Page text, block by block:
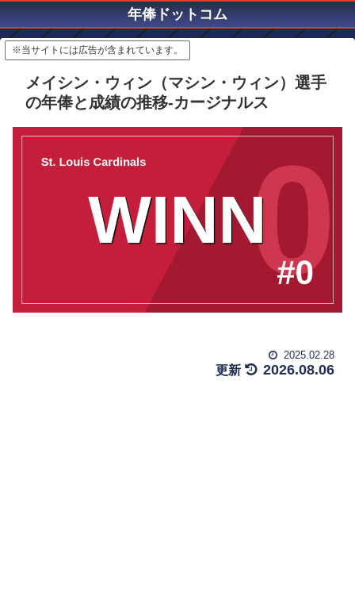
年俸ドットコム
※当サイトには広告が含まれています。
メイシン・ウィン（マシン・ウィン）選手
の年俸と成績の推移-カージナルス
2025.02.28
2026.08.06